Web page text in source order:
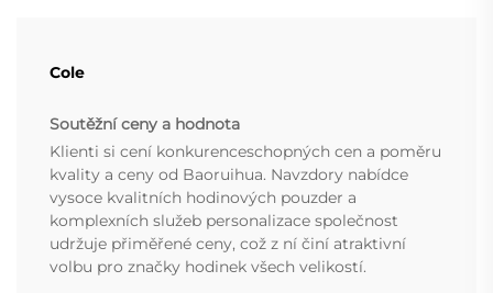
Cole
Soutěžní ceny a hodnota
Klienti si cení konkurenceschopných cen a poměru
kvality a ceny od Baoruihua. Navzdory nabídce
vysoce kvalitních hodinových pouzder a
komplexních služeb personalizace společnost
udržuje přiměřené ceny, což z ní činí atraktivní
volbu pro značky hodinek všech velikostí.